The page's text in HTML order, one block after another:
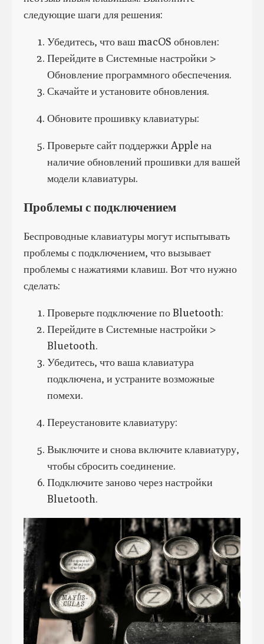
следующие шаги для решения:
Убедитесь, что ваш macOS обновлен:
Перейдите в Системные настройки >
Обновление программного обеспечения.
Скачайте и установите обновления.
Обновите прошивку клавиатуры:
Проверьте сайт поддержки Apple на
наличие обновлений прошивки для вашей
модели клавиатуры.
Проблемы с подключением
Беспроводные клавиатуры могут испытывать
проблемы с подключением, что вызывает
проблемы с нажатиями клавиш. Вот что нужно
сделать:
Проверьте подключение по Bluetooth:
Перейдите в Системные настройки >
Bluetooth.
Убедитесь, что ваша клавиатура
подключена, и устраните возможные
помехи.
Переустановите клавиатуру:
Выключите и снова включите клавиатуру,
чтобы сбросить соединение.
Подключите заново через настройки
Bluetooth.